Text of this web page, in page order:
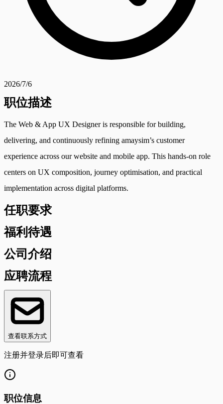
2026/7/6
职位描述
The Web & App UX Designer is responsible for building,
delivering, and continuously refining amaysim’s customer
experience across our website and mobile app. This hands-on role
centers on UX composition, journey optimisation, and practical
implementation across digital platforms.
任职要求
福利待遇
公司介绍
应聘流程
查看联系方式
注册并登录后即可查看
职位信息